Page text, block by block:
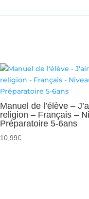
-
Manuel de l’élève –
religion – Français –
Préparatoire 5-6ans
10,99€